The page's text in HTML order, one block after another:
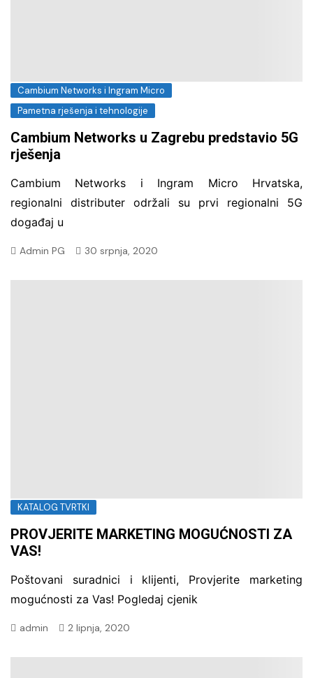
Cambium Networks i Ingram Micro
Pametna rješenja i tehnologije
Cambium Networks u Zagrebu predstavio 5G
rješenja
Cambium Networks i Ingram Micro Hrvatska,
regionalni distributer održali su prvi regionalni 5G
događaj u
Admin PG 30 srpnja, 2020
KATALOG TVRTKI
PROVJERITE MARKETING MOGUĆNOSTI ZA
VAS!
Poštovani suradnici i klijenti, Provjerite marketing
mogućnosti za Vas! Pogledaj cjenik
admin 2 lipnja, 2020